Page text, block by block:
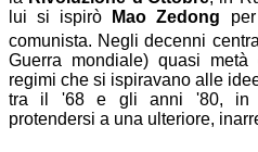
lui si ispirò
Mao Zedong
comunista. Negli decenni
Guerra mondiale) quasi
regimi che si ispiravano alle
tra il '68 e gli anni '80, in
protendersi a una ulteriore,